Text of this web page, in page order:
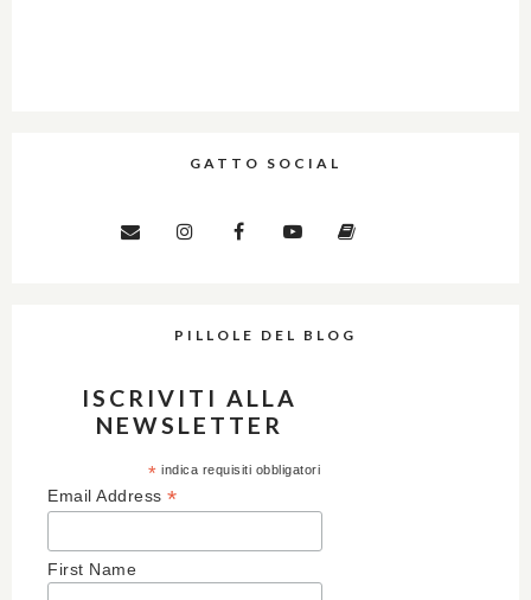
GATTO SOCIAL
PILLOLE DEL BLOG
ISCRIVITI ALLA
NEWSLETTER
* indica requisiti obbligatori
Email Address *
First Name